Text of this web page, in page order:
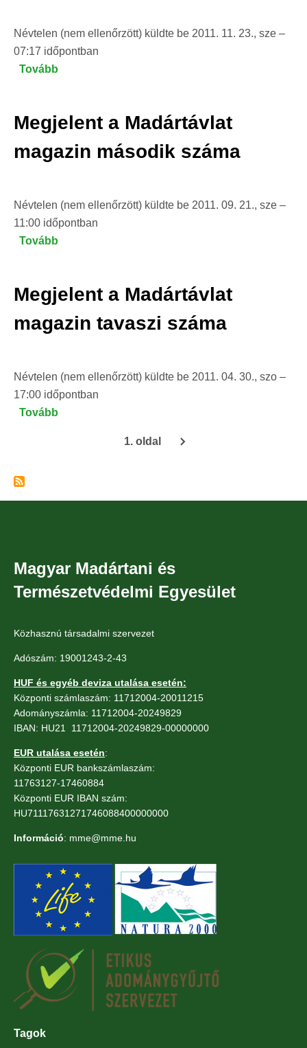
Névtelen (nem ellenőrzött) küldte be 2011. 11. 23., sze –
07:17 időpontban
Tovább
magazin
száma)
Megjelent a Madártávlat
magazin második száma
Névtelen (nem ellenőrzött) küldte be 2011. 09. 21., sze –
11:00 időpontban
Tovább
magazin
száma)
Megjelent a Madártávlat
magazin tavaszi száma
Névtelen (nem ellenőrzött) küldte be 2011. 04. 30., szo –
17:00 időpontban
Tovább
száma)
1. oldal
Magyar Madártani és
Természetvédelmi Egyesület
Közhasznú társadalmi szervezet
Adószám: 19001243-2-43
HUF és egyéb deviza utalása esetén:
Központi számlaszám: 11712004-20011215
Adományszámla: 11712004-20249829
IBAN: HU21 11712004-20249829-00000000
EUR utalása esetén:
Központi EUR bankszámlaszám:
11763127-17460884
Központi EUR IBAN szám:
HU71117631271746088400000000
Információ: mme@mme.hu
Tagok